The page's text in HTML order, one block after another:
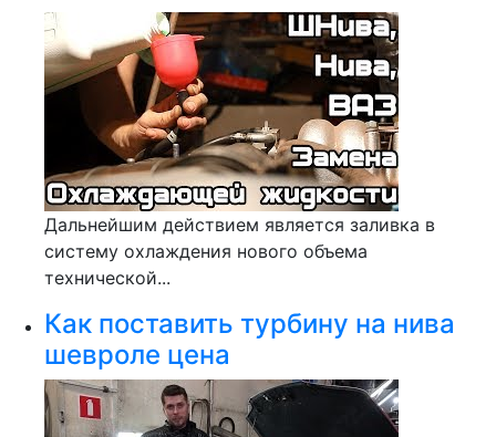
Дальнейшим действием является заливка в
систему охлаждения нового объема
технической...
Как поставить турбину на нива
шевроле цена